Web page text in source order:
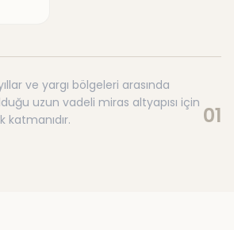
ve yargı bölgeleri arasında
uzun vadeli miras altyapısı için
katmanıdır.
01